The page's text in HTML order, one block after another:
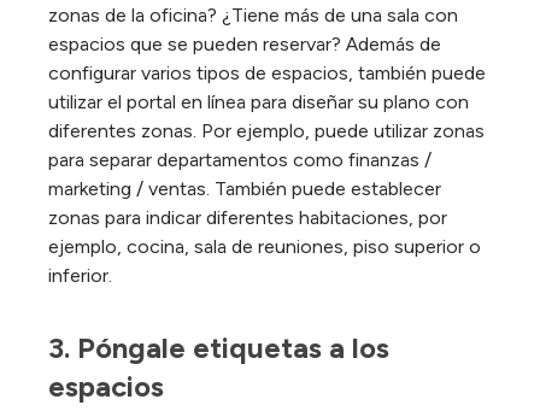
zonas de la oficina? ¿Tiene más de una sala con
espacios que se pueden reservar? Además de
configurar varios tipos de espacios, también puede
utilizar el portal en línea para diseñar su plano con
diferentes zonas. Por ejemplo, puede utilizar zonas
para separar departamentos como finanzas /
marketing / ventas. También puede establecer
zonas para indicar diferentes habitaciones, por
ejemplo, cocina, sala de reuniones, piso superior o
inferior.
3. Póngale etiquetas a los
espacios